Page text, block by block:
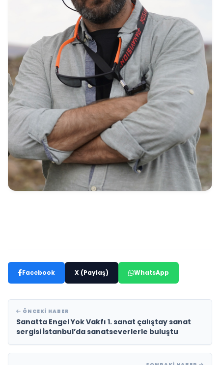
Facebook X (Paylaş) WhatsApp
ÖNCEKI HABER
Sanatta Engel Yok Vakfı 1. sanat çalıştay sanat
sergisi İstanbul’da sanatseverlerle buluştu